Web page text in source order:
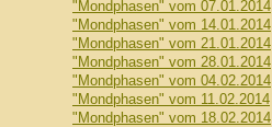
"Mondphasen" vom 07.01.2014
"Mondphasen" vom 14.01.2014
"Mondphasen" vom 21.01.2014
"Mondphasen" vom 28.01.2014
"Mondphasen" vom 04.02.2014
"Mondphasen" vom 11.02.2014
"Mondphasen" vom 18.02.2014